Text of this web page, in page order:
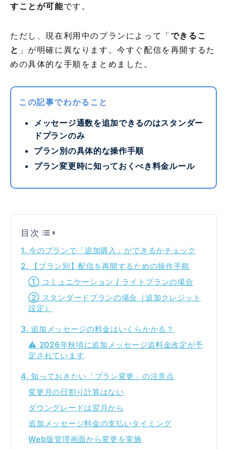
すことが可能です。
ただし、現在利用中のプランによって「できるこ
と 」が明確に異なります。今すぐ配信を再開するた
めの具体的な手順をまとめました。
この記事でわかること
メッセージ通数を追加できるのはスタンダー
ドプランのみ
プラン別の具体的な操作手順
プラン変更時に知っておくべき料金ルール
目次
1. 今のプランで「追加購入」ができるかチェック
2. 【プラン別】配信を再開するための操作手順
① コミュニケーション / ライトプランの場合
② スタンダードプランの場合（追加クレジット
設定）
3. 追加メッセージの料金はいくらかかる？
⚠️ 2026年秋頃に追加メッセージ追料金改定が予
定されています
4. 知っておきたい「プラン変更」の注意点
変更月の日割り計算はない
ダウングレードは翌月から
追加メッセージ料金の支払いタイミング
Web版管理画面から変更を実施